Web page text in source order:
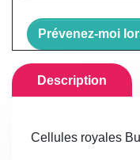
Prévenez-moi
Description
Cellules royales